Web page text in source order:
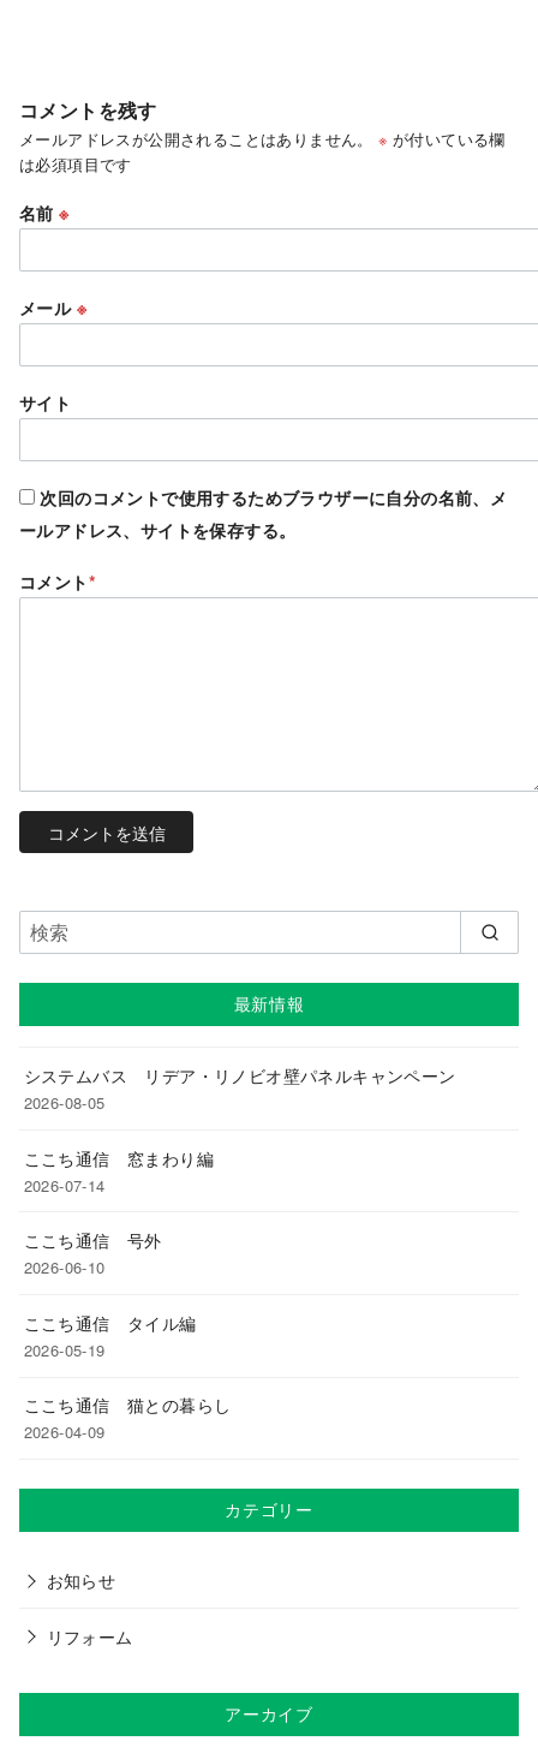
コメントを残す
メールアドレスが公開されることはありません。 ※ が付いている欄
は必須項目です
名前※
メール ※
サイト
次回のコメントで使用するためブラウザーに自分の名前、メ
ールアドレス、サイトを保存する。
コメント*
最新情報
システムバス リデア・リノビオ壁パネルキャンペーン
2026-08-05
ここち通信 窓まわり編
2026-07-14
ここち通信 号外
2026-06-10
ここち通信 タイル編
2026-05-19
ここち通信 猫との暮らし
2026-04-09
カテゴリー
お知らせ
リフォーム
アーカイブ